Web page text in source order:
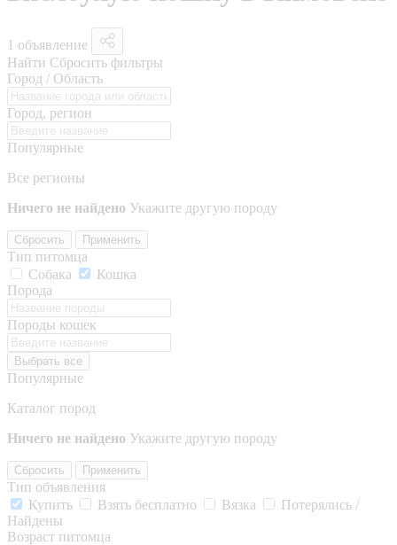
1 объявление
Найти Сбросить фильтры
Город / Область
Город, регион
Популярные
Все регионы
Ничего не найдено Укажите другую породу
Сбросить Применить
Тип питомца
Собака
Кошка
Порода
Породы кошек
Выбрать все
Популярные
Каталог пород
Ничего не найдено Укажите другую породу
Сбросить Применить
Тип объявления
Купить
Взять бесплатно Вязка
Потерялись /
Найдены
Возраст питомца